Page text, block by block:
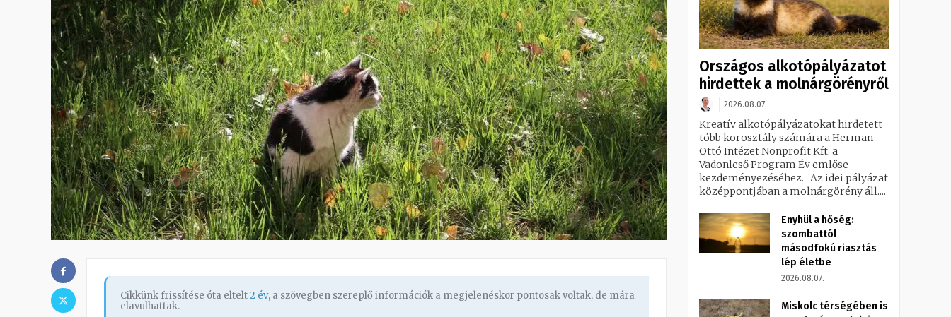
Cikkünk frissítése óta eltelt2 év, a szövegben szereplő információk a megjelenéskor pontosak voltak, de mára
elavulhattak.
Országos alkotópályázatot
hirdettek a molnárgörényről
2026.08.07.
Kreatív alkotópályázatokat hirdetett
több korosztály számára a Herman
Ottó Intézet Nonprofit Kft. a
Vadonleső Program Év emlőse
kezdeményezéséhez. Az idei pályázat
középpontjában a molnárgörény áll....
Enyhül a hőség:
szombattól
másodfokú riasztás
lép életbe
2026.08.07.
Miskolc térségében is